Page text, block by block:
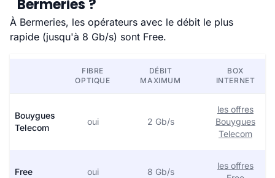
Bermeries ?
À Bermeries, les opérateurs avec le débit le plus
rapide (jusqu'à 8 Gb/s) sont Free.
FIBRE
OPTIQUE
DÉBIT
MAXIMUM
BOX
INTERNET
Bouygues
Telecom
oui 2 Gb/s
les offres
Bouygues
Telecom
Free oui 8 Gb/s
les offres